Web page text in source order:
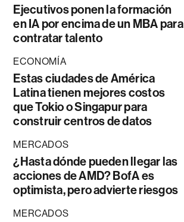
Ejecutivos ponen la formación
en IA por encima de un MBA para
contratar talento
ECONOMÍA
Estas ciudades de América
Latina tienen mejores costos
que Tokio o Singapur para
construir centros de datos
MERCADOS
¿Hasta dónde pueden llegar las
acciones de AMD? BofA es
optimista, pero advierte riesgos
MERCADOS